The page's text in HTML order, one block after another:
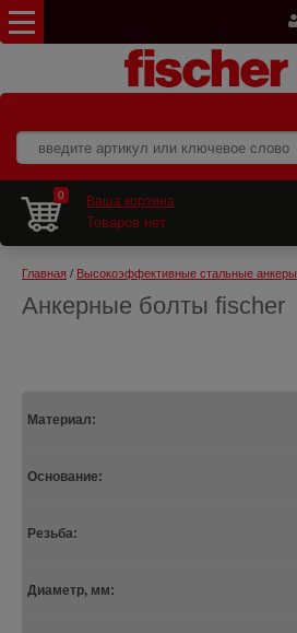
0 Ваша корзина
Товаров нет
Главная / Высокоэффективные стальные анкеры
Анкерные болты fischer
Материал:
Основание:
Резьба:
Диаметр, мм: